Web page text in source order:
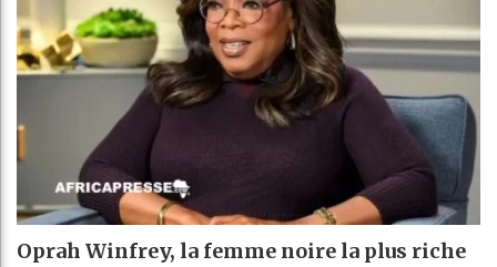
Oprah Winfrey, la femme noire la plus riche